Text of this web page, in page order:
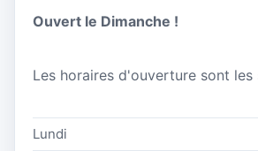
Ouvert le Dimanche !
Les horaires d'ouverture sont les
Lundi